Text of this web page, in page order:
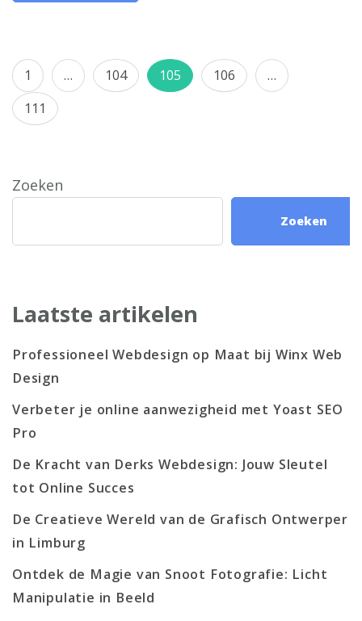
Berichten
paginering
Pagina
1 … Pagina
104 Pagina
105 Pagina
106
…
Pagina
111
Zoeken
Zoeken
Laatste artikelen
Professioneel Webdesign op Maat bij Winx Web
Design
Verbeter je online aanwezigheid met Yoast SEO
Pro
De Kracht van Derks Webdesign: Jouw Sleutel
tot Online Succes
De Creatieve Wereld van de Grafisch Ontwerper
in Limburg
Ontdek de Magie van Snoot Fotografie: Licht
Manipulatie in Beeld